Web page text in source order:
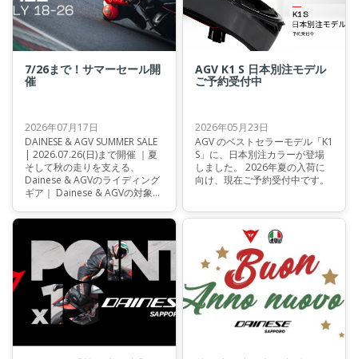
7/26まで！サマーセール開
催
2026年07月17日
DAINESE & AGV SUMMER SALE
| 2026.07.26(日)まで開催 ｜夏
そして秋の走りを支える、
Dainese & AGVのライディング
ギア｜ Dainese & AGVの対象ア
期間限定の、「DAINESE & AGV
夏のライディングをより快適
に、より安全に。そして、秋の
ツーリングシーズンを一足先に
見据えた装備選びにもおすすめ
のセールです。
AGV K1 S 日本別注モデル
ご予約受付中
2026年05月23日
AGV のベストセラーモデル「K1
S」に、日本別注カラーが登場
しました。 2026年夏の入荷に
向け、現在ご予約受付中です。